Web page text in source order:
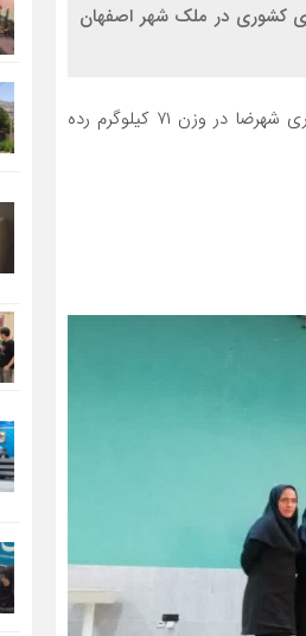
کشوری در ملک شهر اصفهان
به گزارش روز دوشنبه سیناخبر حدیثه انصاری پور، ورزشکار باانگیزه و بااستعداد وزنه برداری شهرضا در وزن ۷۱ کیلوگرم رده